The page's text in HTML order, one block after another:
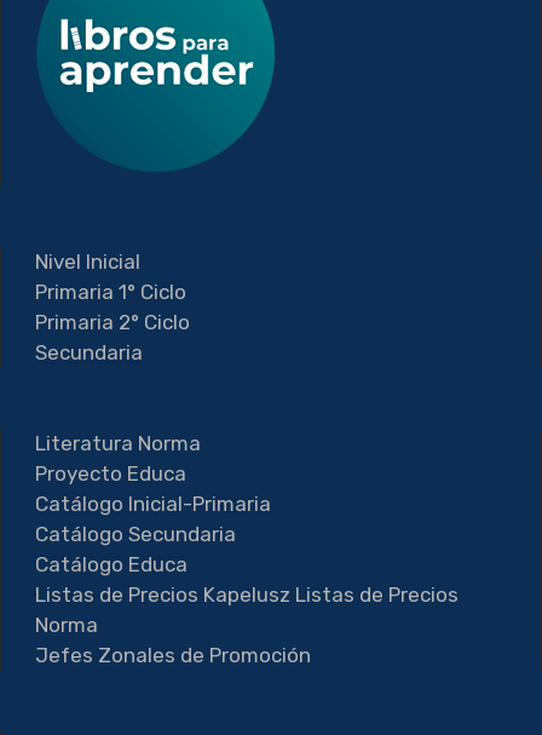
Nivel Inicial
Primaria 1° Ciclo
Primaria 2° Ciclo
Secundaria
Literatura Norma
Proyecto Educa
Catálogo Inicial-Primaria
Catálogo Secundaria
Catálogo Educa
Listas de Precios Kapelusz Listas de Precios
Norma
Jefes Zonales de Promoción